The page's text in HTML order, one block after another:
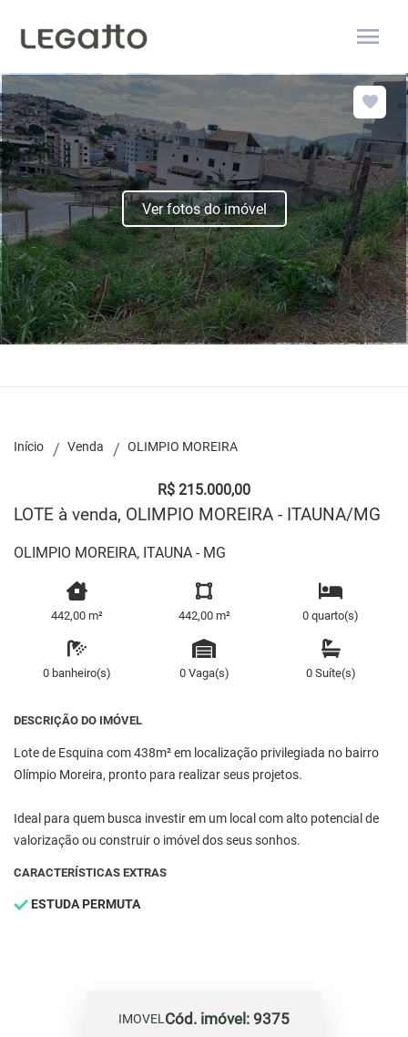
menu
Ver fotos do imóvel
Início Venda OLIMPIO MOREIRA
R$ 215.000,00
LOTE à venda, OLIMPIO MOREIRA - ITAUNA/MG
OLIMPIO MOREIRA, ITAUNA - MG
442,00 m² 442,00 m² 0 quarto(s)
0 banheiro(s) 0 Vaga(s) 0 Suíte(s)
DESCRIÇÃO DO IMÓVEL
Lote de Esquina com 438m² em localização privilegiada no bairro
Olímpio Moreira, pronto para realizar seus projetos.
Ideal para quem busca investir em um local com alto potencial de
valorização ou construir o imóvel dos seus sonhos.
CARACTERÍSTICAS EXTRAS
ESTUDA PERMUTA
IMOVELCód. imóvel: 9375